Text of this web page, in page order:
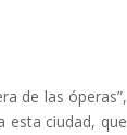
de las óperas”,
esta ciudad, que